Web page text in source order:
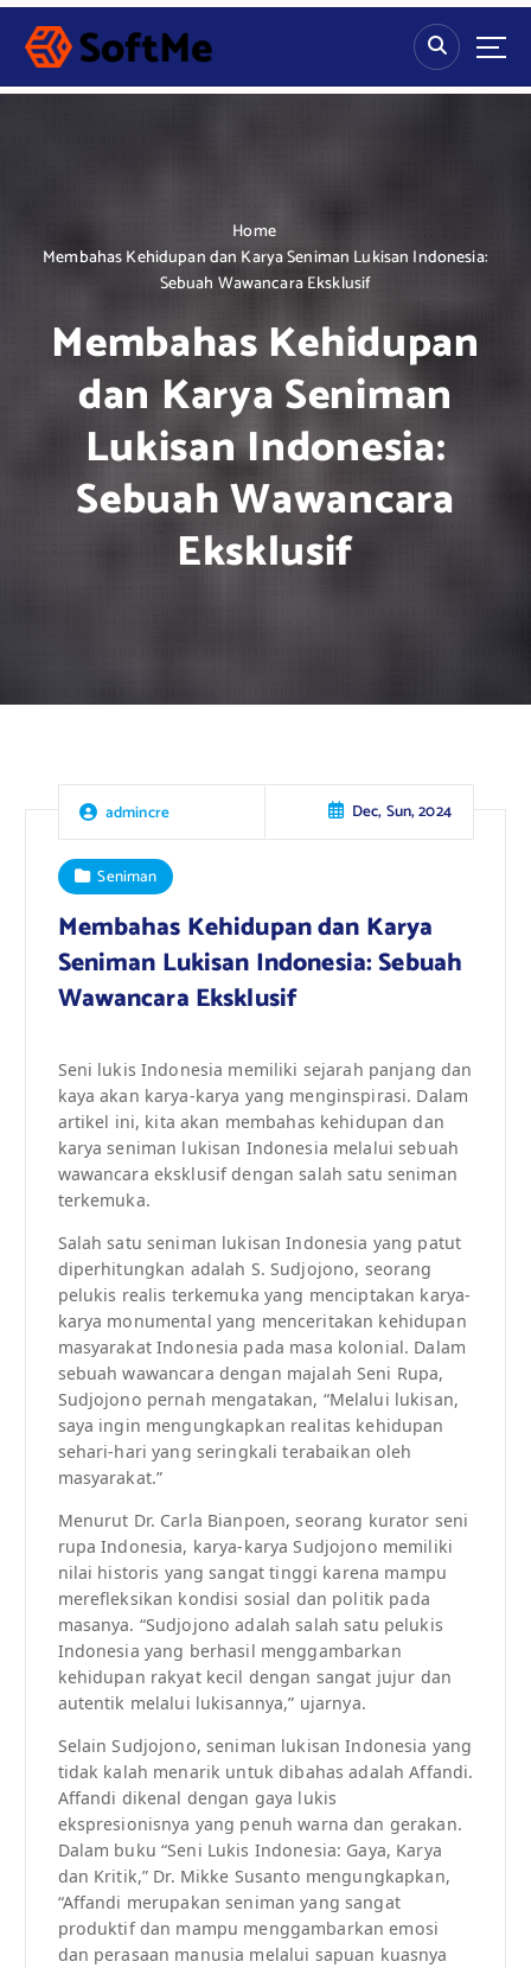
S
p
Home
Membahas Kehidupan dan Karya Seniman Lukisan Indonesia:
Sebuah Wawancara Eksklusif
Membahas Kehidupan
dan Karya Seniman
Lukisan Indonesia:
Sebuah Wawancara
Eksklusif
admincre Dec, Sun, 2024
Seniman
Membahas Kehidupan dan Karya
Seniman Lukisan Indonesia: Sebuah
Wawancara Eksklusif
Seni lukis Indonesia memiliki sejarah panjang dan
kaya akan karya-karya yang menginspirasi. Dalam
artikel ini, kita akan membahas kehidupan dan
karya seniman lukisan Indonesia melalui sebuah
wawancara eksklusif dengan salah satu seniman
terkemuka.
Salah satu seniman lukisan Indonesia yang patut
diperhitungkan adalah S. Sudjojono, seorang
pelukis realis terkemuka yang menciptakan karya-
karya monumental yang menceritakan kehidupan
masyarakat Indonesia pada masa kolonial. Dalam
sebuah wawancara dengan majalah Seni Rupa,
Sudjojono pernah mengatakan, “Melalui lukisan,
saya ingin mengungkapkan realitas kehidupan
sehari-hari yang seringkali terabaikan oleh
masyarakat.”
Menurut Dr. Carla Bianpoen, seorang kurator seni
rupa Indonesia, karya-karya Sudjojono memiliki
nilai historis yang sangat tinggi karena mampu
merefleksikan kondisi sosial dan politik pada
masanya. “Sudjojono adalah salah satu pelukis
Indonesia yang berhasil menggambarkan
kehidupan rakyat kecil dengan sangat jujur dan
autentik melalui lukisannya,” ujarnya.
Selain Sudjojono, seniman lukisan Indonesia yang
tidak kalah menarik untuk dibahas adalah Affandi.
Affandi dikenal dengan gaya lukis
ekspresionisnya yang penuh warna dan gerakan.
Dalam buku “Seni Lukis Indonesia: Gaya, Karya
dan Kritik,” Dr. Mikke Susanto mengungkapkan,
“Affandi merupakan seniman yang sangat
produktif dan mampu menggambarkan emosi
dan perasaan manusia melalui sapuan kuasnya